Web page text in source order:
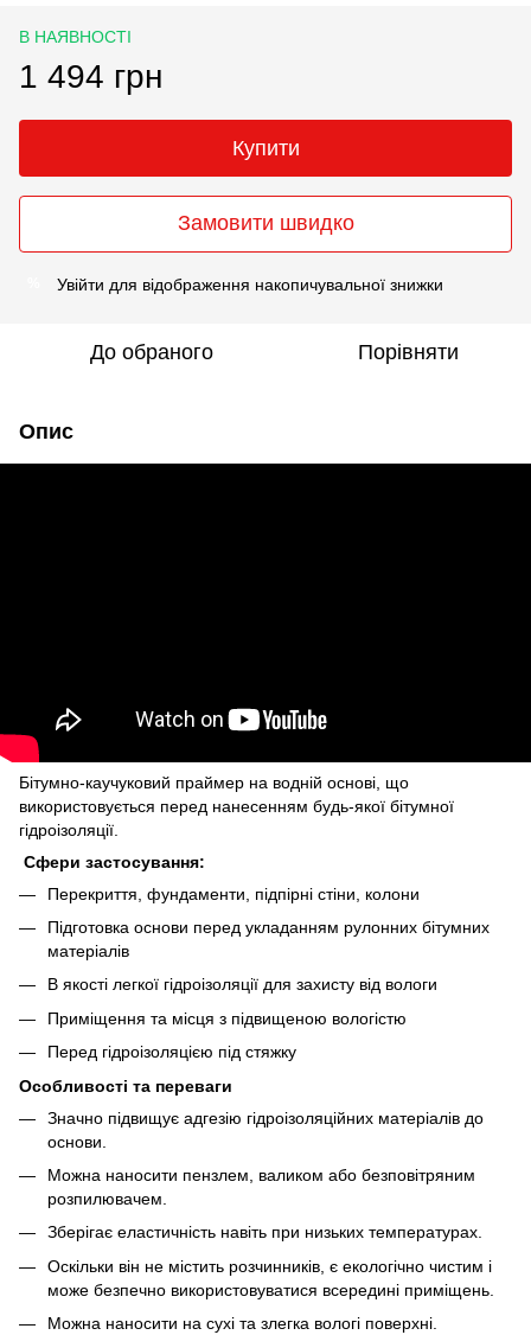
В НАЯВНОСТІ
1 494 грн
Купити
Замовити швидко
Увійти для відображення накопичувальної знижки
До обраного Порівняти
Опис
Бітумно-каучуковий праймер на водній основі, що
використовується перед нанесенням будь-якої бітумної
гідроізоляції.
Сфери застосування:
Перекриття, фундаменти, підпірні стіни, колони
Підготовка основи перед укладанням рулонних бітумних
матеріалів
В якості легкої гідроізоляції для захисту від вологи
Приміщення та місця з підвищеною вологістю
Перед гідроізоляцією під стяжку
Особливості та переваги
Значно підвищує адгезію гідроізоляційних матеріалів до
основи.
Можна наносити пензлем, валиком або безповітряним
розпилювачем.
Зберігає еластичність навіть при низьких температурах.
Оскільки він не містить розчинників, є екологічно чистим і
може безпечно використовуватися всередині приміщень.
Можна наносити на сухі та злегка вологі поверхні.